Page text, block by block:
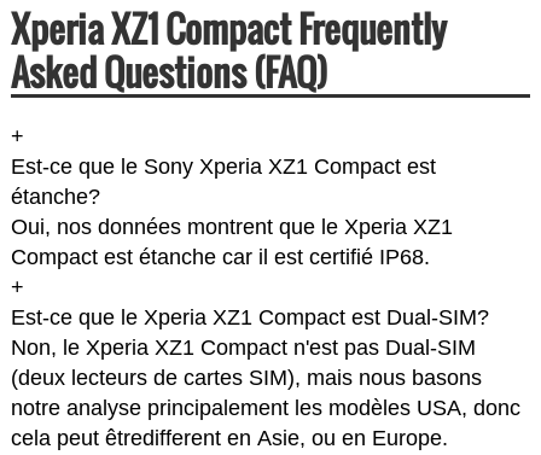
Xperia XZ1 Compact Frequently
Asked Questions (FAQ)
+
Est-ce que le Sony Xperia XZ1 Compact est
étanche?
Oui, nos données montrent que le Xperia XZ1
Compact est étanche car il est certifié IP68.
+
Est-ce que le Xperia XZ1 Compact est Dual-SIM?
Non, le Xperia XZ1 Compact n'est pas Dual-SIM
(deux lecteurs de cartes SIM), mais nous basons
notre analyse principalement les modèles USA, donc
cela peut êtredifferent en Asie, ou en Europe.